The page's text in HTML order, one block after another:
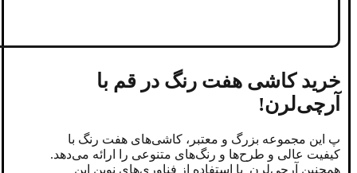
خرید کاشی هفت رنگ در قم با
آرچی‌لرن!
پ این مجموعه بزرگ و معتبر، کاشی‌های هفت رنگ با
کیفیت عالی و طرح‌ها و رنگ‌های متنوعی را ارائه می‌دهد.
همچنین آرچی‌لرن با استفاده از فناوری‌های نوین این